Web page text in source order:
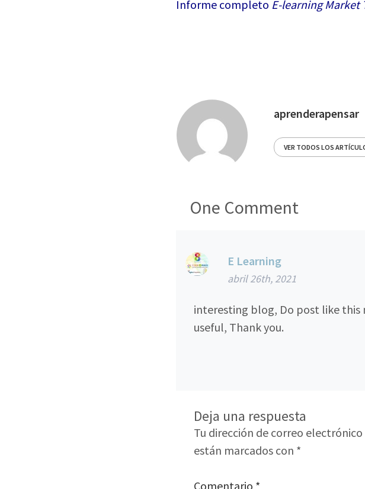
Informe completo E-learning Market
aprenderapensar
VER TODOS LOS
One Comment
E Learning
abril 26th, 2021
interesting blog, Do post like this
useful, Thank you.
Deja una respuesta
Tu dirección de correo
están marcados con *
Comentario *